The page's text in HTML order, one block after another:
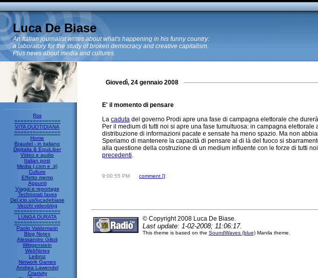
Luca De Biase
An Italian journalist writes about what's happening in his funny country:
a laboratory for the study of broken democracy and creative capitalism.
Plus news about media and cultures.
Rss
===============
VITA QUOTIDIANA
===============
Home
Braudel - in italiano
Digitalia & EquiLiber
Video e audio
Italian post
Media (.com e .it)
Culture
Effetto memo
Appunti
Viaggi e reportage
Technorati faves
Del.icio.us/lucadebiase
Vecchi videoblog
===============
LUNGA DURATA
===============
Paolo Valdemarin
Blog Notes
Alessandro Gilioli
Wittgenstein
WebNotes
Leibniz
Network Games
Andrea Lawendel
Criativity
Giovedì, 24 gennaio 2008
E' il momento di pensare
La caduta del governo Prodi apre una fase di campagna elettorale che
Per il medium di tutti noi si apre una fase tumultuosa: in campagna
distribuzione di informazioni pacate e sensate ha meno spazio. Ma non
Speriamo di mantenere la capacità di pensare al di là del fuoco si
alla questione della costruzione di un medium influente con le forze di tutti
precedenti.
9:00:55 PM comment [];
© Copyright 2008 Luca De Biase.
Last update: 1-02-2008; 11:06:17.
This theme is based on the SoundWaves (blue) Manila theme.